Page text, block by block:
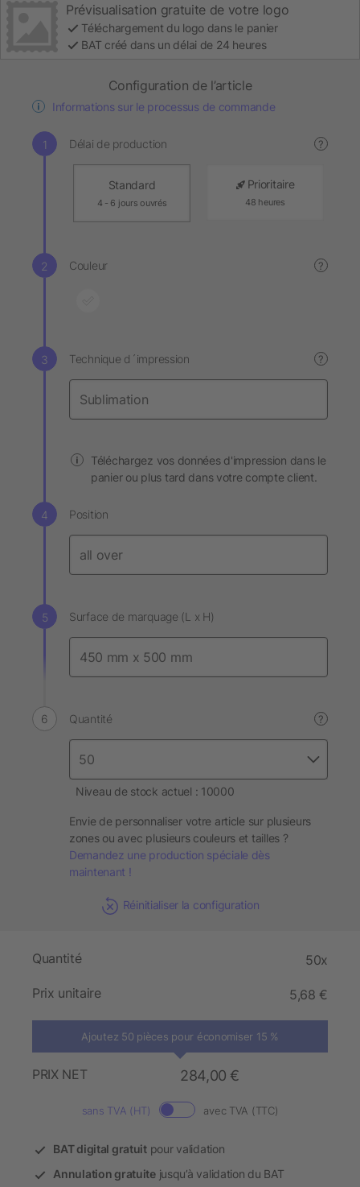
Prévisualisation gratuite de votre logo
Téléchargement du logo dans le panier
BAT créé dans un délai de 24 heures
Configuration de l’article
Informations sur le processus de commande
Délai de production ?
Standard
4 - 6 jours ouvrés
Prioritaire
48 heures
Couleur ?
Technique d´impression ?
Téléchargez vos données d'impression dans le
panier ou plus tard dans votre compte client.
Position
Surface de marquage (L x H)
Quantité ?
Niveau de stock actuel : 10000
Envie de personnaliser votre article sur plusieurs
zones ou avec plusieurs couleurs et tailles ?
Demandez une production spéciale dès
maintenant !
Réinitialiser la configuration
Quantité 50x
Prix unitaire 5,68 €
Ajoutez 50 pièces pour économiser 15 %
PRIX NET 284,00 €
sans TVA (HT) avec TVA (TTC)
BAT digital gratuitpour validation
Annulation gratuitejusqu’à validation du BAT